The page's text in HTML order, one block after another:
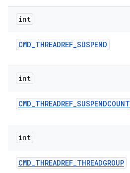
int
CMD_THREADREF_SUSPEND
int
CMD_THREADREF_SUSPENDCOUNT
int
CMD_THREADREF_THREADGROUP